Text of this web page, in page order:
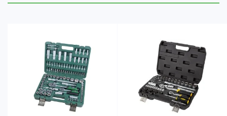
длина 100 мм: 5, 6, 7, 8, 10, 11, 12, 13 мм.
держатель инструмента: 1/2” (12,7 мм)